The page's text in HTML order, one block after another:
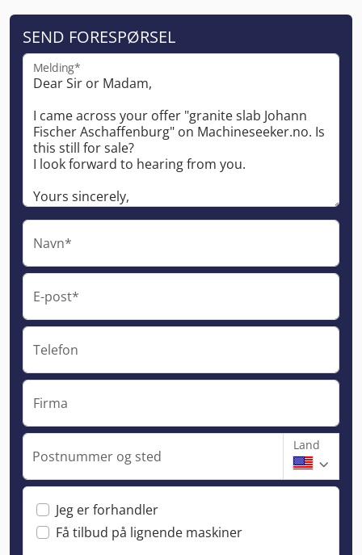
SEND FORESPØRSEL
Melding*
Navn*
E-post*
Telefon
Firma
Postnummer og sted
Land
Jeg er forhandler
Få tilbud på lignende maskiner